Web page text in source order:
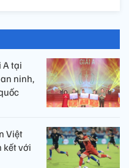
A tại
ninh,
Việt
kết với